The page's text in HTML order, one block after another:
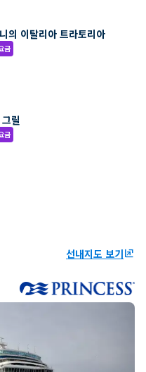
의 이탈리아 트라토리아
금
릴
금
선내지도 보기ungroup